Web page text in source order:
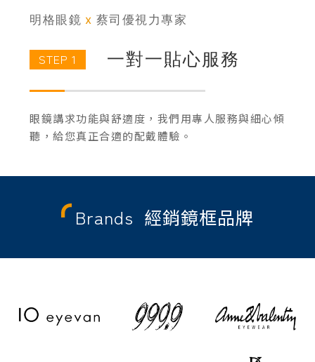
明格眼鏡 x 蔡司優視力專家
STEP 1 一對一貼心服務
眼鏡講求功能與舒適度，我們用專人服務與細心傾
聽，給您真正合適的配戴體驗。
Brands 經銷鏡框品牌